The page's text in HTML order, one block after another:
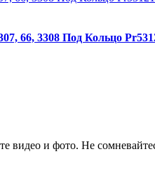
66, 3308 Под Кольцо
видео и фото. Не